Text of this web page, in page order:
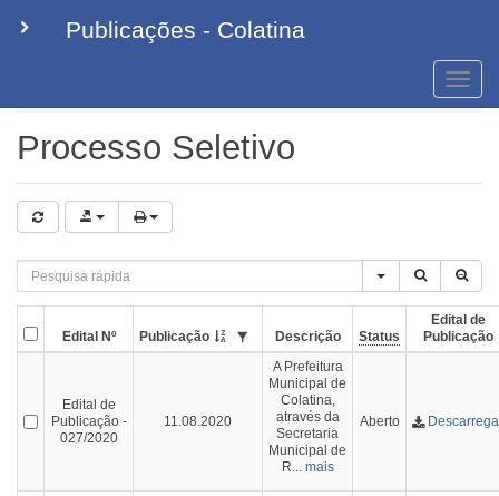
Publicações - Colatina
Toggle
Processo Seletivo
Edital Nº Publicação Descrição Status
Edital de
Publicação
Edital de
Publicação -
027/2020
11.08.2020
A Prefeitura
Municipal de
Colatina,
através da
Secretaria
Municipal de
R... mais
Aberto